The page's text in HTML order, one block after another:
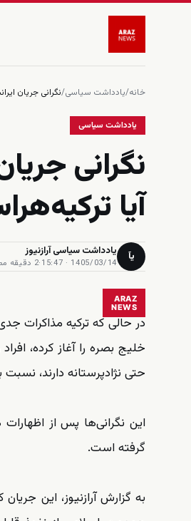
خانه/یادداشت سیاسی/نگرانی جریان
یادداشت سیاسی
نگرانی
آیا
یآ یادداشت سیاسی آرازنیوز
1405/03/14 · 15:47
·2 دقیقه مطالعه
ARAZ
NEWS
در حالی که ترکیه مذاکرات
خلیج بصره را آغاز کرده،
حتی نژادپرستانه دارند،
این نگرانی‌ها پس از اظهارات
گرفته است.
به گزارش آرازنیوز، این